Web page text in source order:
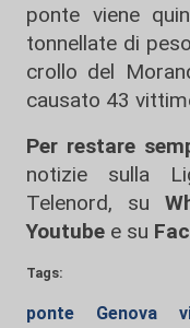
ponte viene
tonnellate di
crollo del
causato 43
Per restare
notizie sulla
Telenord, su
Youtube e su
Tags:
ponte Genova